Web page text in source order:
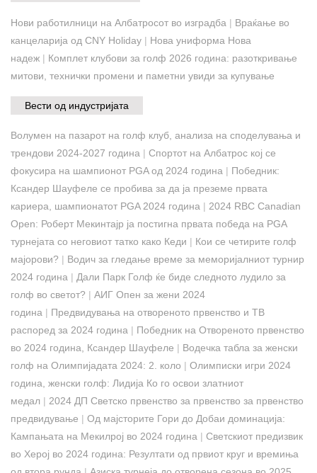
Нови работилници на Албатросот во изградба | Враќање во
канцеларија од CNY Holiday | Нова униформа Нова
надеж | Комплет клубови за голф 2026 година: разоткривање
митови, технички промени и паметни увиди за купување
Вести од индустријата
Волумен на пазарот на голф клуб, анализа на споделувања и
трендови 2024-2027 година | Спортот на Албатрос кој се
фокусира на шампионот PGA од 2024 година | Победник:
Ксандер Шауфеле се пробива за да ја преземе првата
кариера, шампионатот PGA 2024 година | 2024 RBC Canadian
Open: Роберт Мекинтајр ја постигна првата победа на PGA
турнејата со неговиот татко како Кеди | Кои се четирите голф
мајорови? | Водич за гледање време за меморијалниот турнир
2024 година | Дали Парк Голф ќе биде следното лудило за
голф во светот? | АИГ Опен за жени 2024
година | Предвидувања на отвореното првенство и ТВ
распоред за 2024 година | Победник на Отвореното првенство
во 2024 година, Ксандер Шауфеле | Водечка табла за женски
голф на Олимпијадата 2024: 2. коло | Олимписки игри 2024
година, женски голф: Лидија Ко го освои златниот
медал | 2024 ДП Светско првенство за првенство за првенство
предвидување | Од мајсторите Гори до Добаи доминација:
Кампањата на Мекилрој во 2024 година | Светскиот предизвик
во Херој во 2024 година: Резултати од првиот круг и времиња